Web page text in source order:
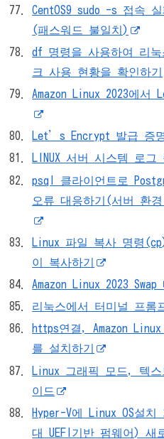
CentOS9 sudo -s 접속
(패스워드 불일치)
df 명령을 사용하여 리
크 사용 현황을 확인하기
Amazon Linux 2023에
Let’s Encrypt 발급 증
LINUX 서버 시스템 로그
psql 클라이언트로
오류 대응하기(서버 환
Linux 파일 복사 명령
이 복사하기
Amazon Linux 2023 Swap
리눅스에서 터미널 프롬
https연결, Amazon
를 설치하기
Linux 그래픽 모드, 텍
이드
Hyper-V에 Linux OS설
대 UEFI기반 펌웨어) 새